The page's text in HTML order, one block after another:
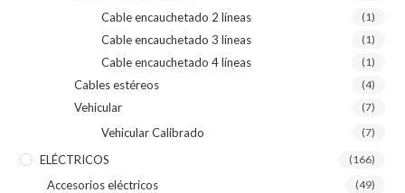
Cable encauchetado 2 líneas (1)
Cable encauchetado 3 líneas (1)
Cable encauchetado 4 líneas (1)
Cables estéreos (4)
Vehicular (7)
Vehicular Calibrado (7)
ELÉCTRICOS (166)
Accesorios eléctricos (49)